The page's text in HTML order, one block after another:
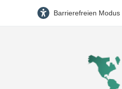
Barrierefreien Modus